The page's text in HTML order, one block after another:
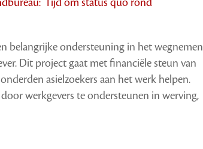
belangrijke ondersteuning in het wegnemen
Dit project gaat met financiële steun van
asielzoekers aan het werk helpen.
werkgevers te ondersteunen in werving,